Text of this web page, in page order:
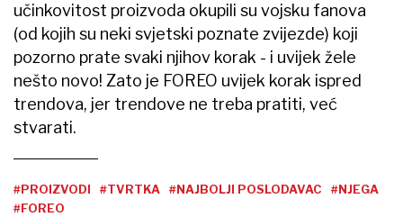
učinkovitost proizvoda okupili su vojsku fanova
(od kojih su neki svjetski poznate zvijezde) koji
pozorno prate svaki njihov korak - i uvijek žele
nešto novo! Zato je FOREO uvijek korak ispred
trendova, jer trendove ne treba pratiti, već
stvarati.
#PROIZVODI #TVRTKA #NAJBOLJI POSLODAVAC
#NJEGA
#FOREO